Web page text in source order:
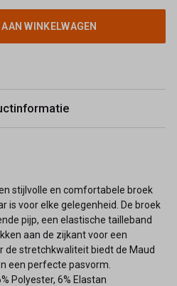
WINKELWAGEN
stijlvolle en comfortabele broek
is voor elke gelegenheid. De broek
pijp, een elastische tailleband
aan de zijkant voor een
de stretchkwaliteit biedt de Maud
een perfecte pasvorm.
Polyester, 6% Elastan